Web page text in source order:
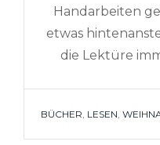
Handarbeiten
etwas
die Lektüre
TAGS
BÜCHER LESEN